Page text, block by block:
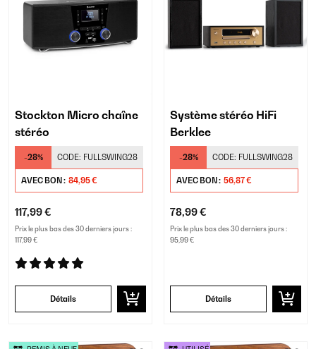
Stockton Micro chaîne
stéréo
-28% CODE: FULLSWING28
AVEC BON : 84,95 €
117,99 €
Prix le plus bas des 30 derniers jours :
117,99 €
Détails
Système stéréo HiFi
Berklee
-28% CODE: FULLSWING28
AVEC BON : 56,87 €
78,99 €
Prix le plus bas des 30 derniers jours :
95,99 €
Détails